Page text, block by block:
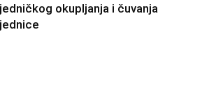
okupljanja i čuvanja